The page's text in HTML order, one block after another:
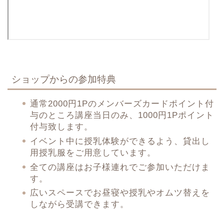
ショップからの参加特典
通常2000円1Pのメンバーズカードポイント付
与のところ講座当日のみ、1000円1Pポイント
付与致します。
イベント中に授乳体験ができるよう、貸出し
用授乳服をご用意しています。
全ての講座はお子様連れでご参加いただけま
す。
広いスペースでお昼寝や授乳やオムツ替えを
しながら受講できます。